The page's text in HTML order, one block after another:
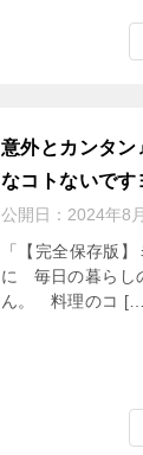
意外とカンタ
なコトないです
公開日： 2024年8
「【完全保存版
に 毎日の暮らし
ん。 料理のコ